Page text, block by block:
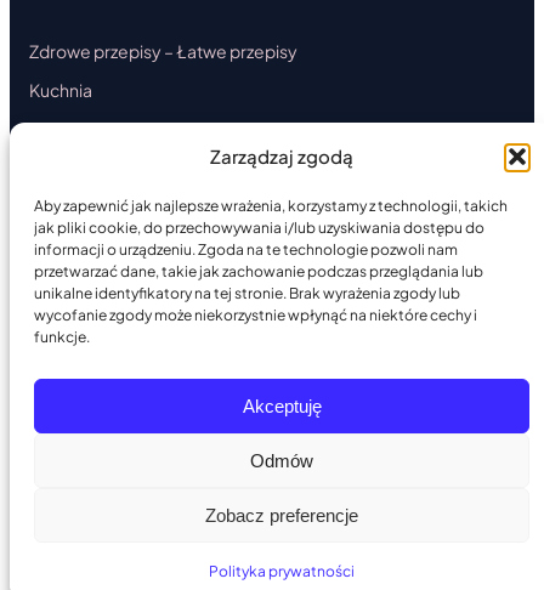
Zarządzaj zgodą
Aby zapewnić jak najlepsze wrażenia, korzystamy z technologii, takich
jak pliki cookie, do przechowywania i/lub uzyskiwania dostępu do
informacji o urządzeniu. Zgoda na te technologie pozwoli nam
przetwarzać dane, takie jak zachowanie podczas przeglądania lub
unikalne identyfikatory na tej stronie. Brak wyrażenia zgody lub
wycofanie zgody może niekorzystnie wpłynąć na niektóre cechy i
funkcje.
Akceptuję
Odmów
Zobacz preferencje
Polityka prywatności
Zdrowe przepisy – Łatwe przepisy
Kuchnia
Ciasta
Przystawki
Desery
Okazjonalna
Artykuł sponsorowany
© 2026 — Zbudowano z PoppyOS PoppyOS v2.16